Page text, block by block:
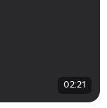
02:21